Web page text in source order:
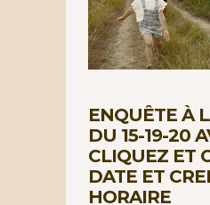
ENQUÊTE À
DU 15-19-20
CLIQUEZ ET
DATE ET
HORAIRE